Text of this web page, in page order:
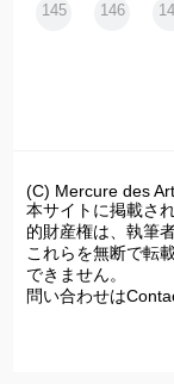
145 146
(C) Mercure des
本サイトに掲載さ
的財産権は、執筆
これらを無断で転
できません。
問い合わせは